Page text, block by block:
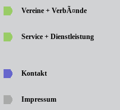
Vereine + VerbÃ¤nde
Service + Dienstleistung
Kontakt
Impressum